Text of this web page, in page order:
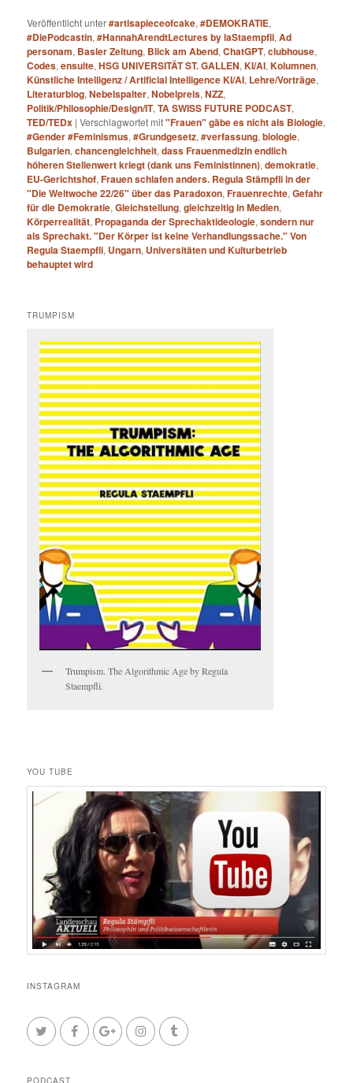
Veröffentlicht unter#artisapieceofcake,#DEMOKRATIE,
#DiePodcastin,#HannahArendtLectures by laStaempfli,Ad
personam, Basler Zeitung, Blick am Abend,ChatGPT,clubhouse,
Codes,ensuite,HSG UNIVERSITÄT ST. GALLEN,KI/AI,Kolumnen,
Künstliche Intelligenz / Artificial Intelligence KI/AI, Lehre/Vorträge,
Literaturblog,Nebelspalter,Nobelpreis,NZZ,
Politik/Philosophie/Design/IT,TA SWISS FUTURE PODCAST,
TED/TEDx |Verschlagwortet mit"Frauen" gäbe es nicht als Biologie,
#Gender #Feminismus,#Grundgesetz,#verfassung,biologie,
Bulgarien,chancengleichheit,dass Frauenmedizin endlich
höheren Stellenwert kriegt (dank uns Feministinnen),demokratie,
EU-Gerichtshof,Frauen schlafen anders. Regula Stämpfli in der
"Die Weltwoche 22/26" über das Paradoxon,Frauenrechte,Gefahr
für die Demokratie,Gleichstellung,gleichzeitig in Medien,
Körperrealität, Propaganda der Sprechaktideologie,sondern nur
als Sprechakt. "Der Körper ist keine Verhandlungssache." Von
Regula Staempfli, Ungarn, Universitäten und Kulturbetrieb
behauptet wird
TRUMPISM
Trumpism. The Algorithmic Age by Regula
Staempfli.
YOU TUBE
INSTAGRAM